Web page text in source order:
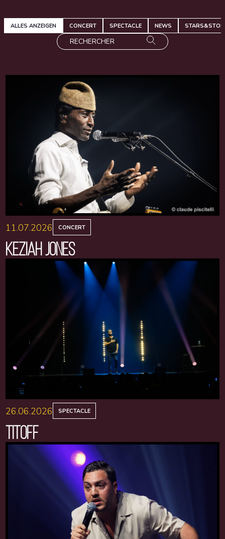
ALLES ANZEIGEN CONCERT SPECTACLE NEWS
11.07.2026 CONCERT
KEZIAH JONES
26.06.2026 SPECTACLE
TITOFF